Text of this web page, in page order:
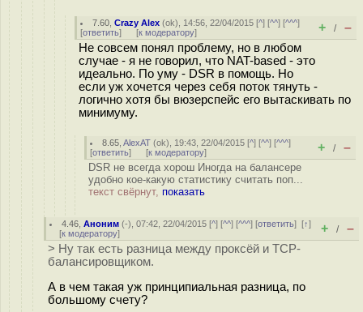
7.60 ,Crazy Alex (ok), 14:56, 22/04/2015 [^] [^^] [^^^]
[ответить] [к модератору] + / –
Не совсем понял проблему, но в любом
случае - я не говорил, что NAT-based - это
идеально. По уму - DSR в помощь. Но
если уж хочется через себя поток тянуть -
логично хотя бы вюзерспейс его вытаскивать по
минимуму.
8.65 ,AlexAT (ok), 19:43, 22/04/2015 [^] [^^] [^^^]
[ответить] [к модератору] + / –
DSR не всегда хорош Иногда на балансере
удобно кое-какую статистику считать поп...
текст свёрнут, показать
4.46 ,Аноним (-), 07:42, 22/04/2015 [^] [^^] [^^^] [ответить][↑]
[к модератору] + / –
> Ну так есть разница между проксёй и TCP-
балансировщиком.
А в чем такая уж принципиальная разница, по
большому счету?